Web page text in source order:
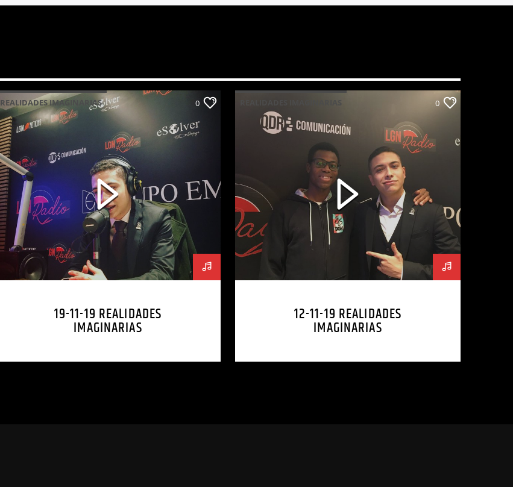
REALIDADES IMAGINARIAS 0
19-11-19 REALIDADES
IMAGINARIAS
REALIDADES IMAGINARIAS 0
12-11-19 REALIDADES
IMAGINARIAS